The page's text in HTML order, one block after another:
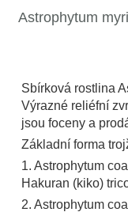
Astrophytum
Sbírková rostlina
Výrazné reliéfní
jsou foceny a
Základní forma
1. Astrophytum
Hakuran (kiko)
2. Astrophytum